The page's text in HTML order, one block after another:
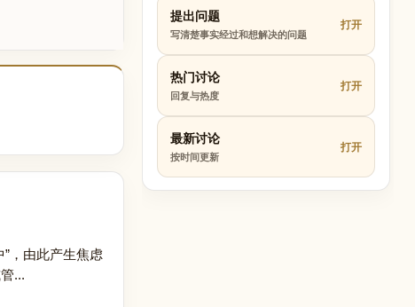
，由此产生焦虑
...
提出问题
写清楚事实经过和想解决的问题
打开
热门讨论
回复与热度
打开
最新讨论
按时间更新
打开